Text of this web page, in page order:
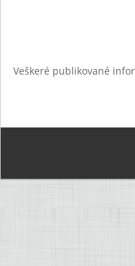
Veškeré publikované